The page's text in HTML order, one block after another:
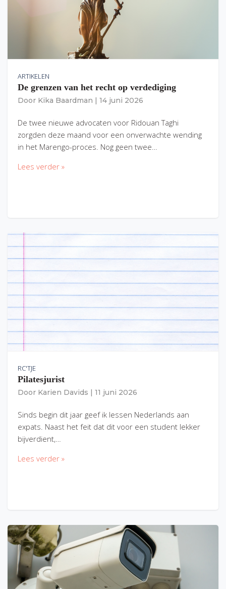
ARTIKELEN
De grenzen van het recht op verdediging
Door Kika Baardman 14 juni 2026
De twee nieuwe advocaten voor Ridouan Taghi
zorgden deze maand voor een onverwachte wending
in het Marengo-proces. Nog geen twee…
Lees verder »
RC'TJE
Pilatesjurist
Door Karien Davids 11 juni 2026
Sinds begin dit jaar geef ik lessen Nederlands aan
expats. Naast het feit dat dit voor een student lekker
bijverdient,…
Lees verder »